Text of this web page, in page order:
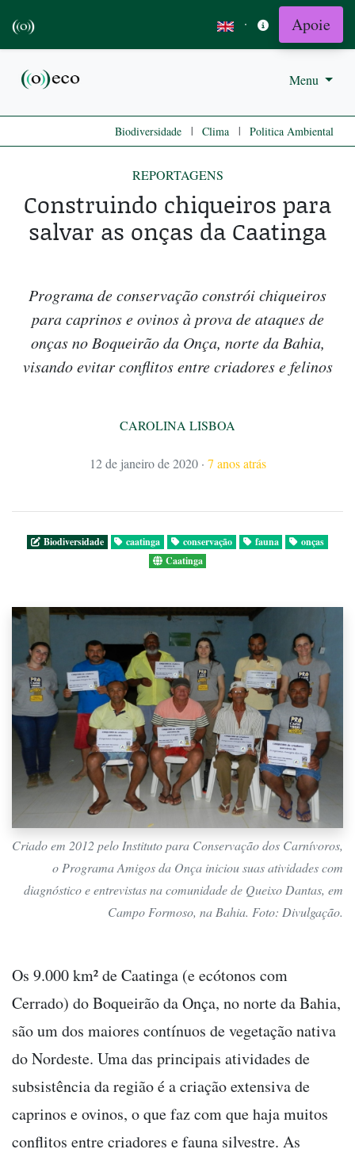
· Apoie
Menu
Biodiversidade | Clima | Politica Ambiental
REPORTAGENS
Construindo chiqueiros para
salvar as onças da Caatinga
Programa de conservação constrói chiqueiros
para caprinos e ovinos à prova de ataques de
onças no Boqueirão da Onça, norte da Bahia,
visando evitar conflitos entre criadores e felinos
CAROLINA LISBOA
12 de janeiro de 2020 · 7 anos atrás
Biodiversidade caatinga conservação fauna
onças
Caatinga
Criado em 2012 pelo Instituto para Conservação dos Carnívoros,
o Programa Amigos da Onça iniciou suas atividades com
diagnóstico e entrevistas na comunidade de Queixo Dantas, em
Campo Formoso, na Bahia. Foto: Divulgação.
Os 9.000 km² de Caatinga (e ecótonos com
Cerrado) do Boqueirão da Onça, no norte da Bahia,
são um dos maiores contínuos de vegetação nativa
do Nordeste. Uma das principais atividades de
subsistência da região é a criação extensiva de
caprinos e ovinos, o que faz com que haja muitos
conflitos entre criadores e fauna silvestre. As